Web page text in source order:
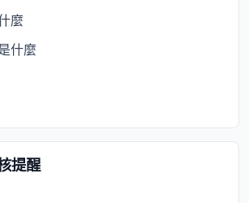
麼
什麼
提醒